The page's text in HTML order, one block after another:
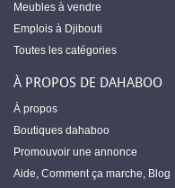
Meubles à vendre
Emplois à Djibouti
Toutes les catégories
À PROPOS DE DAHABOO
À propos
Boutiques dahaboo
Promouvoir une annonce
Aide, Comment ça marche, Blog